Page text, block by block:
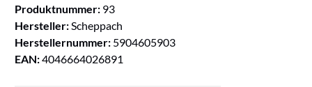
Produktnummer: 93
Hersteller: Scheppach
Herstellernummer: 5904605903
EAN:4046664026891